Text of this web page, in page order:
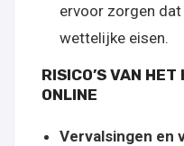
ervoor zorgen
wettelijke eisen.
RISICO’S VAN
ONLINE
Vervalsingen en